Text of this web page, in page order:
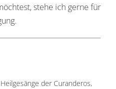
stehe ich gerne für
der Curanderos,